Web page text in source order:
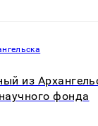
из
фонда